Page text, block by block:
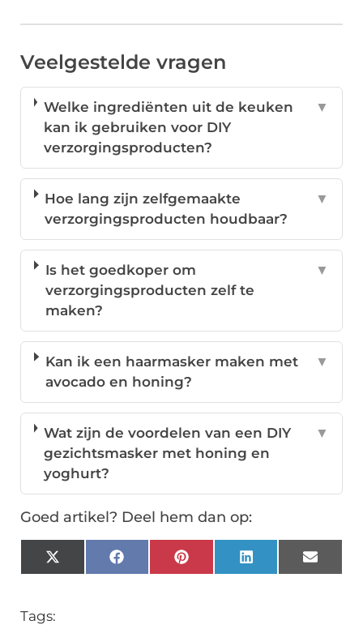
Veelgestelde vragen
Welke ingrediënten uit de keuken
kan ik gebruiken voor DIY
verzorgingsproducten?
▼
Hoe lang zijn zelfgemaakte
verzorgingsproducten houdbaar?
▼
Is het goedkoper om
verzorgingsproducten zelf te
maken?
▼
Kan ik een haarmasker maken met
avocado en honing?
▼
Wat zijn de voordelen van een DIY
gezichtsmasker met honing en
yoghurt?
▼
Goed artikel? Deel hem dan op:
X
(Twitter)
FacebookPinterestLinkedInEmail
Tags: